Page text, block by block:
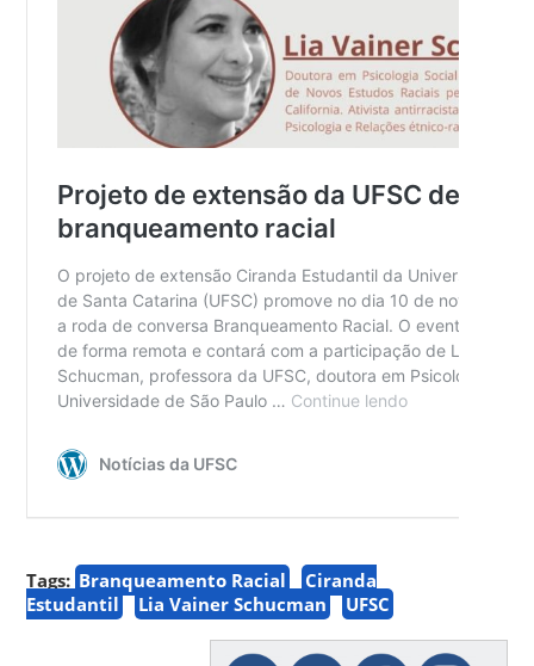
Tags: Branqueamento Racial
Ciranda
Estudantil
Lia Vainer Schucman UFSC